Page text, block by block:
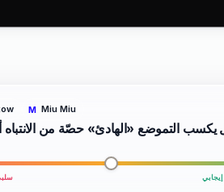
M Miu Miu
هل يكسب التموضع «الهادئ» حصّة من
إيجابي